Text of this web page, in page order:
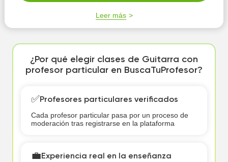
Leer más
¿Por qué elegir clases de Guitarra con
profesor particular en BuscaTuProfesor?
✅Profesores particulares verificados
Cada profesor particular pasa por un proceso de
moderación tras registrarse en la plataforma
💼Experiencia real en la enseñanza